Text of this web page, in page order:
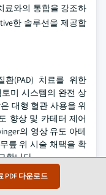
PDF 다운로드
료와의 통합을 강조하
한 솔루션을 제공합
(PAD) 치료를 위한
토미 시스템의 완전 상
대형 혈관 사용을 위
향상 및 카테터 제어
의 영상 유도 아테
릎 위 시술 채택을 확
합니다.
환 치료에 사용되는
인 Cardiovascular